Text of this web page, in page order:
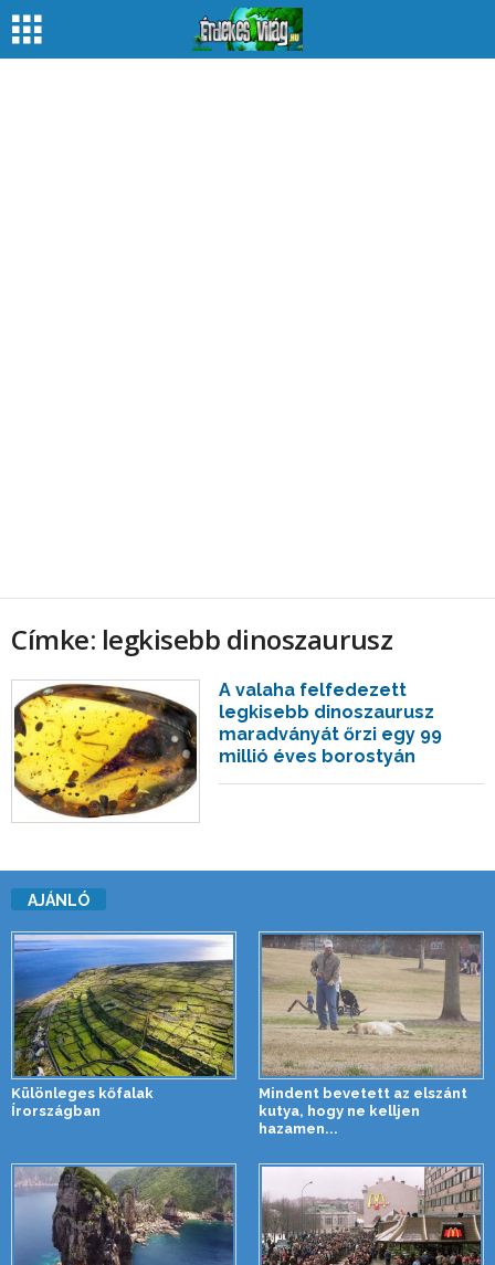
Címke: legkisebb dinoszaurusz
A valaha felfedezett
legkisebb dinoszaurusz
maradványát őrzi egy 99
millió éves borostyán
AJÁNLÓ
Különleges kőfalak
Írországban
Mindent bevetett az elszánt
kutya, hogy ne kelljen
hazamen...